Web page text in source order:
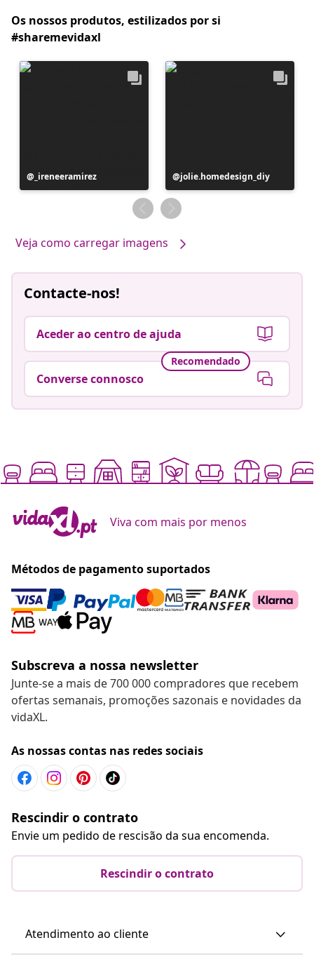
Os nossos produtos, estilizados por si
#sharemevidaxl
Postagem
publicada
_ireneeramirez
Postagem
publicada
por
jolie.homedesign_diy
Veja como carregar imagens
Contacte-nos!
Aceder ao centro de ajuda
Recomendado
Converse connosco
Viva com mais por menos
Métodos de pagamento suportados
Subscreva a nossa newsletter
Junte-se a mais de 700 000 compradores que recebem
ofertas semanais, promoções sazonais e novidades da
vidaXL.
As nossas contas nas redes sociais
Rescindir o contrato
Envie um pedido de rescisão da sua encomenda.
Rescindir o contrato
Atendimento ao cliente